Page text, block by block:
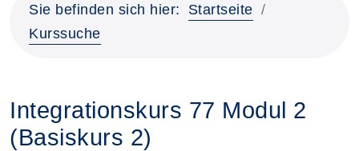
Sie befinden sich hier:
Startseite
Kurssuche
Integrationskurs 77 Modul 2
(Basiskurs 2)